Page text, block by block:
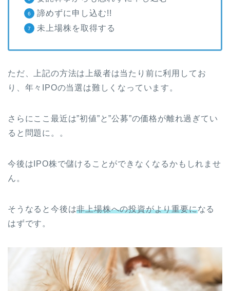
諦めずに申し込む!!
未上場株を取得する
ただ、上記の方法は上級者は当たり前に利用してお
り、年々IPOの当選は難しくなっています。
さらにここ最近は”初値”と”公募”の価格が離れ過ぎてい
ると問題に。。
今後はIPO株で儲けることができなくなるかもしれませ
ん。
そうなると今後は非上場株への投資がより重要になる
はずです。